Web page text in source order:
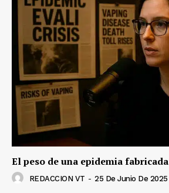
El peso de una epidemia fabricada
REDACCION VT - 25 De Junio De 2025